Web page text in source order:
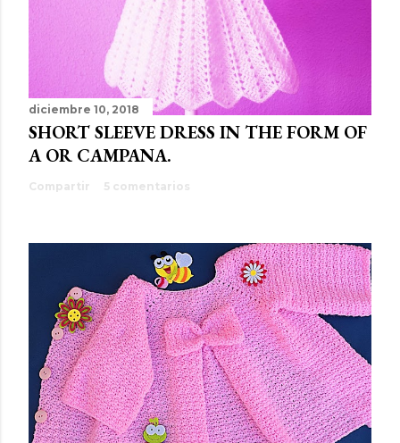
diciembre 10, 2018
SHORT SLEEVE DRESS IN THE FORM OF
A OR CAMPANA.
Compartir 5 comentarios